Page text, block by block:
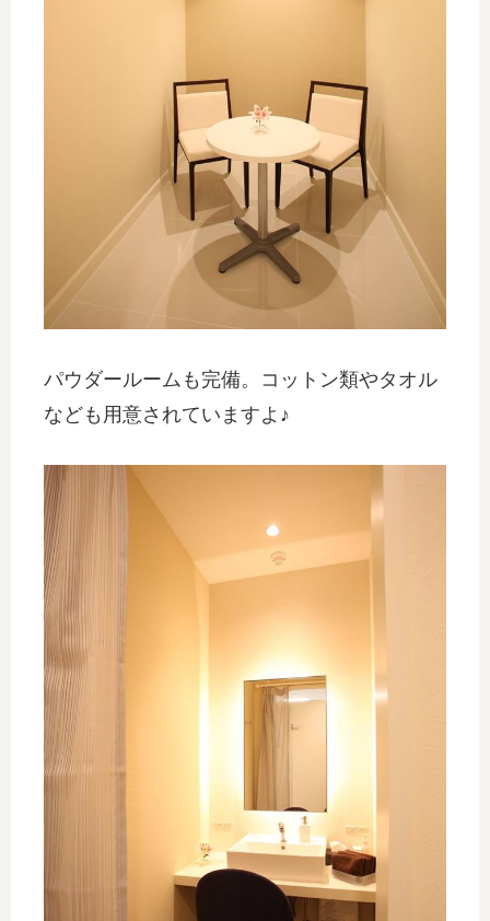
パウダールームも完備。コットン類やタオル
なども用意されていますよ♪